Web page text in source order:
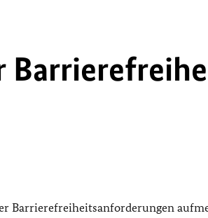
Barrierefreiheitsanforderungen